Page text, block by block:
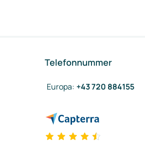
Telefonnummer
Europa: +43 720 884155